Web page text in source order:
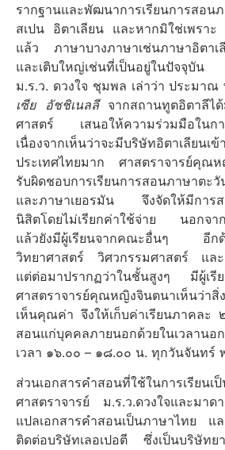
รากฐานและพัฒนาการเรียนการสอนภ
สเปน อิตาเลียน และหากมิใช่เพราะ
แล้ว ภาษาบางภาษาเช่นภาษาอิตา
และเติบใหญ่เช่นที่เป็นอยู่ในปัจจุบั
ม.ร.ว. ดวงใจ ชุมพล เล่าว่า ประมา
เซีย อัชชิเนลลีจากสถานทูตอิตาลีไ
ศาสตร์ เสนอให้ความร่วมมือในกา
เนื่องจากเห็นว่าจะมีบริษัทอิตาเลียนเ
ประเทศไทยมาก ศาสตราจารย์คุณ
รับผิดชอบการเรียนการสอนภาษาตะ
และภาษาเยอรมัน จึงจัดให้มีการส
นิสิตโดยไม่เรียกค่าใช้จ่าย นอกจาก
แล้วยังมีผู้เรียนจากคณะอื่นๆ อี
วิทยาศาสตร์ วิศวกรรมศาสตร์ และ
แต่ต่อมาปรากฏว่าในชั้นสูงๆ มีผู้
ศาสตราจารย์คุณหญิงจินตนาเห็นว่าสิ่
เห็นคุณค่า จึงให้เก็บค่าเรียนภาคละ
สอนแก่บุคคลภายนอกด้วยในเวลา
เวลา ๑๖.๐๐ – ๑๘.๐๐ น. ทุกวันจันทร์
ส่วนเอกสารคำสอนที่ใช้ในการเรียนเ
ศาสตราจารย์ ม.ร.ว.ดวงใจและมา
แปลเอกสารคำสอนเป็นภาษาไทย แ
ติดต่อบริษัทเลอเปอตี ซึ่งเป็นบริษัทย